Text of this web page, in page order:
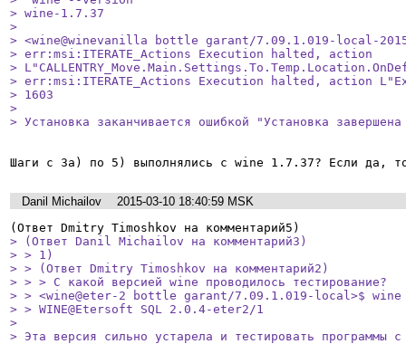
> wine-1.7.37
>
> <wine@winevanilla bottle garant/7.09.1.019-local-
> err:msi:ITERATE_Actions Execution halted, action
>
> err:msi:ITERATE_Actions Execution halted, action
> 1603
>
> Установка заканчивается ошибкой "Установка
Шаги с 3а) по 5) выполнялись с wine 1.7.37? Если да,
Danil Michailov
2015-03-10 18:40:59 MSK
> (Ответ Danil Michailov на комментарий3)
> > 1)
> > (Ответ Dmitry Timoshkov на комментарий2)
> > > С какой версией wine проводилось тестирование?
> > <wine@eter-2 bottle garant/7.09.1.019-local>$
> > WINE@Etersoft SQL 2.0.4-eter2/1
>
> Эта версия сильно устарела и тестировать программы